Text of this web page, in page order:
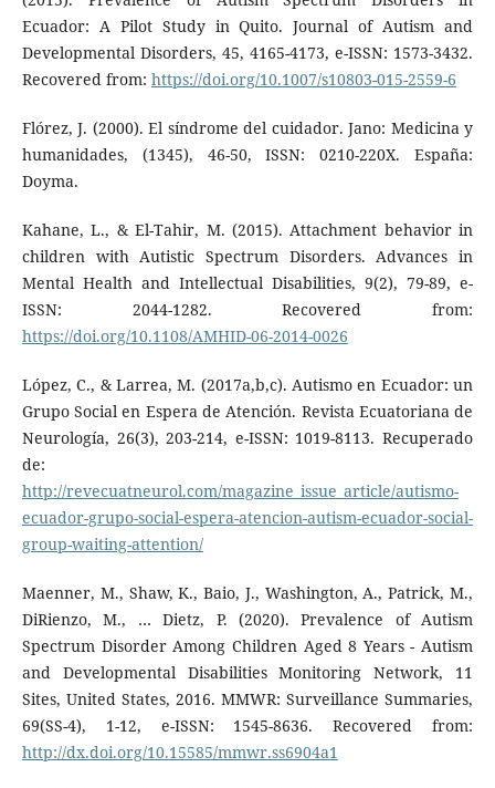
Ecuador: A Pilot Study in Quito. Journal of Autism and
Developmental Disorders, 45, 4165-4173, e-ISSN: 1573-3432.
Recovered from: https://doi.org/10.1007/s10803-015-2559-6
Flórez, J. (2000). El síndrome del cuidador. Jano: Medicina y
humanidades, (1345), 46-50, ISSN: 0210-220X. España:
Doyma.
Kahane, L., & El-Tahir, M. (2015). Attachment behavior in
children with Autistic Spectrum Disorders. Advances in
Mental Health and Intellectual Disabilities, 9(2), 79-89, e-
ISSN: 2044-1282. Recovered from:
https://doi.org/10.1108/AMHID-06-2014-0026
López, C., & Larrea, M. (2017a,b,c). Autismo en Ecuador: un
Grupo Social en Espera de Atención. Revista Ecuatoriana de
Neurología, 26(3), 203-214, e-ISSN: 1019-8113. Recuperado
de:
http://revecuatneurol.com/magazine_issue_article/autismo-
ecuador-grupo-social-espera-atencion-autism-ecuador-social-
group-waiting-attention/
Maenner, M., Shaw, K., Baio, J., Washington, A., Patrick, M.,
DiRienzo, M., … Dietz, P. (2020). Prevalence of Autism
Spectrum Disorder Among Children Aged 8 Years - Autism
and Developmental Disabilities Monitoring Network, 11
Sites, United States, 2016. MMWR: Surveillance Summaries,
69(SS-4), 1-12, e-ISSN: 1545-8636. Recovered from:
http://dx.doi.org/10.15585/mmwr.ss6904a1